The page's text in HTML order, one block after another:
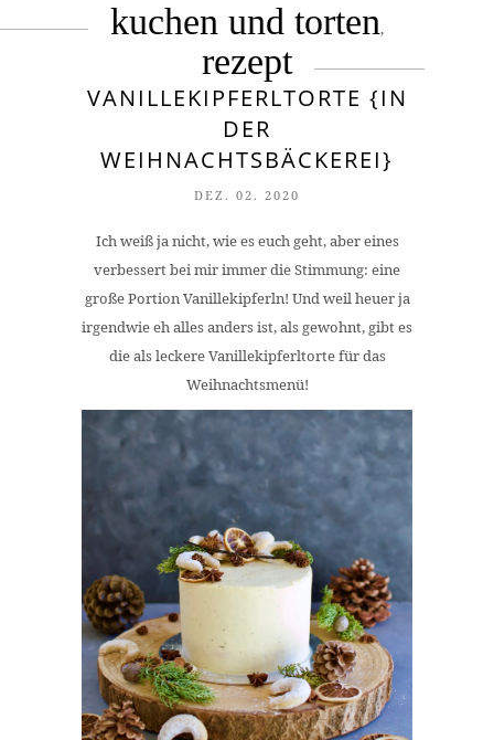
kuchen und torten,
rezept
VANILLEKIPFERLTORTE {IN
DER
WEIHNACHTSBÄCKEREI}
DEZ. 02. 2020
Ich weiß ja nicht, wie es euch geht, aber eines
verbessert bei mir immer die Stimmung: eine
große Portion Vanillekipferln! Und weil heuer ja
irgendwie eh alles anders ist, als gewohnt, gibt es
die als leckere Vanillekipferltorte für das
Weihnachtsmenü!